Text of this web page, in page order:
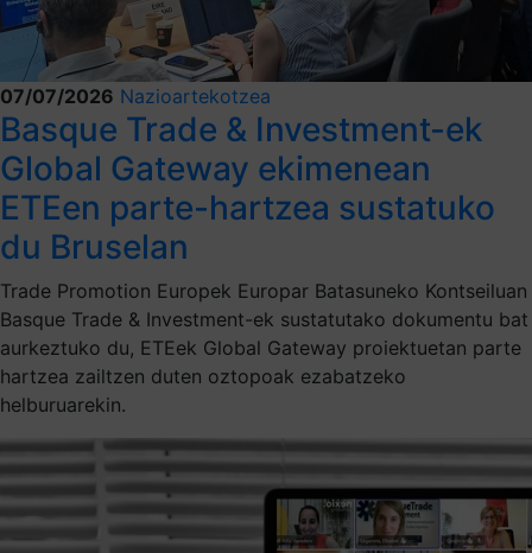
07/07/2026 Nazioartekotzea
Basque Trade & Investment-ek
Global Gateway ekimenean
ETEen parte-hartzea sustatuko
du Bruselan
Trade Promotion Europek Europar Batasuneko Kontseiluan
Basque Trade & Investment-ek sustatutako dokumentu bat
aurkeztuko du, ETEek Global Gateway proiektuetan parte
hartzea zailtzen duten oztopoak ezabatzeko
helburuarekin.